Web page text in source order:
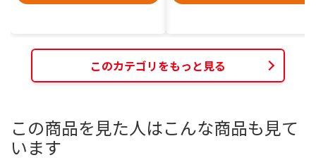
このカテゴリをもっと見る
この商品を見た人はこんな商品も見て
います